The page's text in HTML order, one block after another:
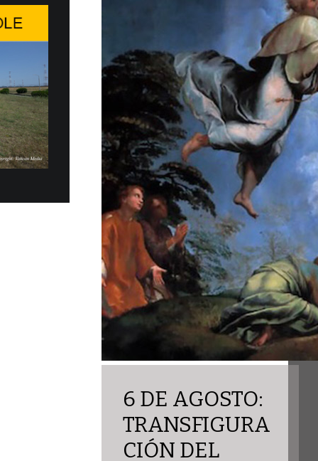
de la información, promovida...
de entrega de 20 Fiat Top…
MÁS SOSTENIBLE
eléctricos Fiat Topolino fueron
en la mañana del martes 30 de
del Estado...
6 DE AGOSTO:
TRANSFIGURA
CIÓN DEL